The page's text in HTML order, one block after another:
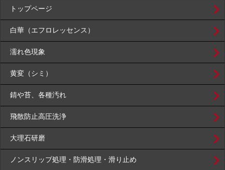
トップページ
白華（エフロレッセンス）
濡れ色現象
黄変（シミ）
錆や苔、各種汚れ
飛散防止高圧洗浄
大理石研磨
ノンスリップ処理・防滑処理・滑り止め